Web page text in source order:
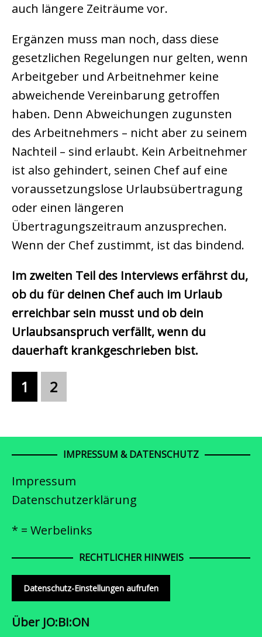
auch längere Zeiträume vor.
Ergänzen muss man noch, dass diese
gesetzlichen Regelungen nur gelten, wenn
Arbeitgeber und Arbeitnehmer keine
abweichende Vereinbarung getroffen
haben. Denn Abweichungen zugunsten
des Arbeitnehmers – nicht aber zu seinem
Nachteil – sind erlaubt. Kein Arbeitnehmer
ist also gehindert, seinen Chef auf eine
voraussetzungslose Urlaubsübertragung
oder einen längeren
Übertragungszeitraum anzusprechen.
Wenn der Chef zustimmt, ist das bindend.
Im zweiten Teil des Interviews erfährst du,
ob du für deinen Chef auch im Urlaub
erreichbar sein musst und ob dein
Urlaubsanspruch verfällt, wenn du
dauerhaft krankgeschrieben bist.
1 2
IMPRESSUM & DATENSCHUTZ
Impressum
Datenschutzerklärung
* = Werbelinks
RECHTLICHER HINWEIS
Datenschutz-Einstellungen aufrufen
Über JO:BI:ON